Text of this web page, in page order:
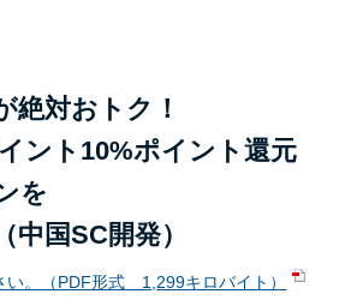
絶対おトク！
ント10%ポイント還元
を
中国SC開発）
い。（PDF形式 1,299キロバイト）